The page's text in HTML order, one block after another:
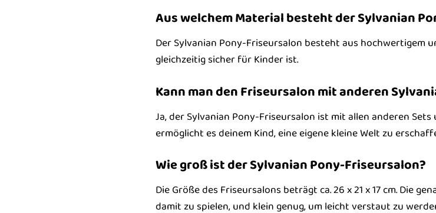
Aus welchem Material besteht der Sylvanian
Der Sylvanian Pony-Friseursalon besteht aus
gleichzeitig sicher für Kinder ist.
Kann man den Friseursalon mit anderen
Ja, der Sylvanian Pony-Friseursalon ist mit allen anderen
ermöglicht es deinem Kind, eine eigene kleine Welt zu
Wie groß ist der Sylvanian Pony-Friseursalon?
Die Größe des Friseursalons beträgt ca. 26 x 21 x 17 cm. Die
damit zu spielen, und klein genug, um leicht verstaut zu